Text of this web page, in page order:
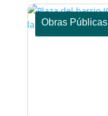
Obras Públicas